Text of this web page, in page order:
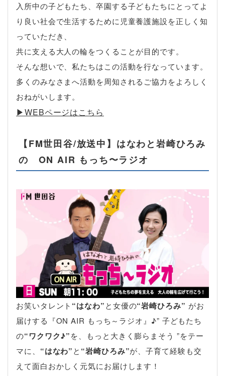
入所中の子どもたち、卒園する子どもたちにとってよ
り良い社会で生活するために児童養護施設を正しく知
っていただき、
共に支える大人の輪をつくることが目的です。
そんな想いで、私たちはこの活動を行なっています。
多くのみなさまへ活動を周知されるご協力をよろしく
おねがいします。
▶︎WEBページはこちら
【FM世田谷/放送中】はなわと岩崎ひろみ
の ON AIR もっち〜ラジオ
お笑いタレント “はなわ”と女優の“岩崎ひろみ” がお
届けする『ON AIR もっち～ラジオ』♪” 子どもたち
の“ワクワク♪”を、もっと大きく膨らまそう ”をテー
マに、 “はなわ”と “岩崎ひろみ”が、子育て経験も交
えて面白おかしく元気にお届けします！